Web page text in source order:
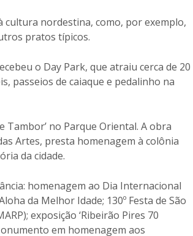
cultura nordestina, como, por exemplo,
pratos típicos.
o Day Park, que atraiu cerca de 20
passeios de caiaque e pedalinho na
Tambor’ no Parque Oriental. A obra
Artes, presta homenagem à colônia
da cidade.
homenagem ao Dia Internacional
da Melhor Idade; 130º Festa de São
exposição ‘Ribeirão Pires 70
em homenagem aos